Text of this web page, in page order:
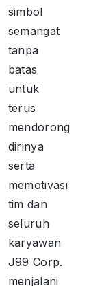
simbol
semangat
tanpa
batas
untuk
terus
mendorong
dirinya
serta
memotivasi
tim dan
seluruh
karyawan
J99 Corp.
menjalani